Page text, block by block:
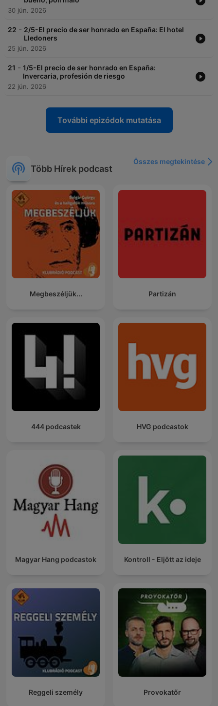
30 jún. 2026
22 - 2/5-El precio de ser honrado en España: El hotel
Lledoners
25 jún. 2026
21 - 1/5-El precio de ser honrado en España:
Invercaria, profesión de riesgo
22 jún. 2026
További epizódok mutatása
Több Hírek podcast
Összes megtekintése
Megbeszéljük... Partizán
444 podcastek HVG podcastok
Magyar Hang podcastok Kontroll - Eljött az ideje
Reggeli személy Provokatőr